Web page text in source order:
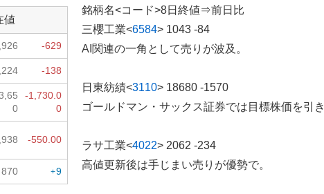
値
-629
-138
0
-1,730.0
0
-550.00
870 +9
銘柄名<コード>8日終値⇒前日比
三櫻工業<6584> 1043 -84
AI関連の一角として売りが波及。
日東紡績<3110> 18680 -1570
ゴールドマン・サックス証券では目標株価を引き
ラサ工業<4022> 2062 -234
高値更新後は手じまい売りが優勢で。